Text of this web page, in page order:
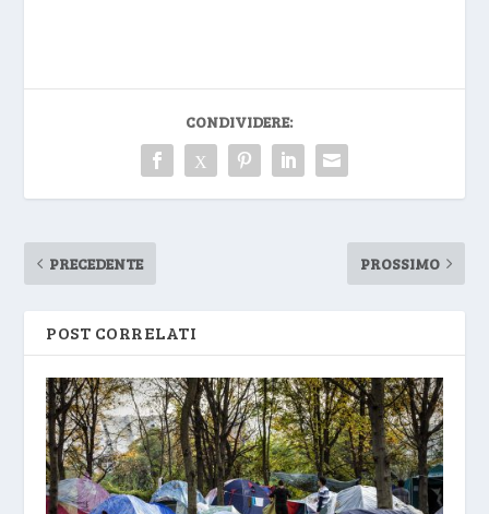
CONDIVIDERE:
PRECEDENTE PROSSIMO
POST CORRELATI